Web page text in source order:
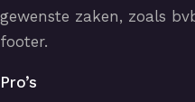
gewenste zaken, zoals
footer.
Pro’s